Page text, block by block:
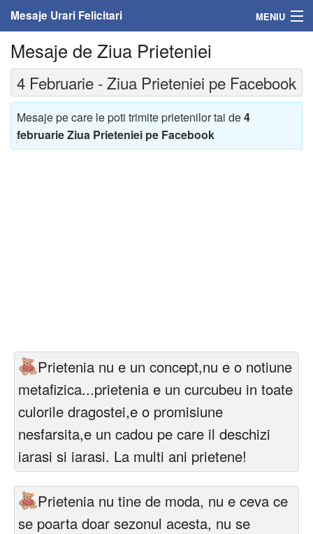
Mesaje Urari Felicitari MENIU
Home
Mesaje
Felicitari
Felicitari cu nume
Felicitari muzicale
Felicitari muzicale personalizate
Felicitari animate
Invitatii personalizate
Conecteaza-te
Mesaje de Ziua Prieteniei
4 Februarie - Ziua Prieteniei pe Facebook
Mesaje pe care le poti trimite prietenilor tai de4
februarieZiua Prieteniei pe Facebook
Prietenia nu e un concept,nu e o notiune
metafizica...prietenia e un curcubeu in toate
culorile dragostei,e o promisiune
nesfarsita,e un cadou pe care il deschizi
iarasi si iarasi. La multi ani prietene!
Prietenia nu tine de moda, nu e ceva ce
se poarta doar sezonul acesta, nu se